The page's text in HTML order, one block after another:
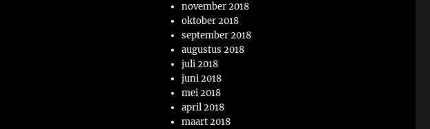
november 2018
oktober 2018
september 2018
augustus 2018
juli 2018
juni 2018
mei 2018
april 2018
maart 2018